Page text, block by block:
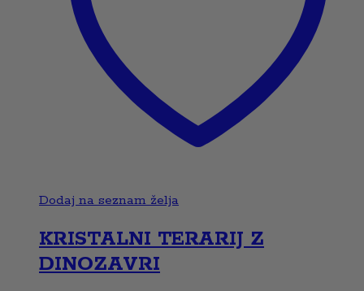
Dodaj na seznam želja
KRISTALNI TERARIJ Z
DINOZAVRI